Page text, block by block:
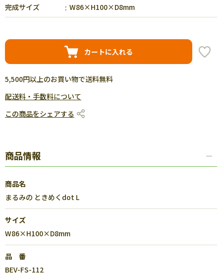
完成サイズ W86×H100×D8mm
カートに入れる
5,500円以上のお買い物で送料無料
配送料・手数料について
この商品をシェアする
商品情報
商品名
まるみの ときめくdot L
サイズ
W86×H100×D8mm
品 番
BEV-FS-112